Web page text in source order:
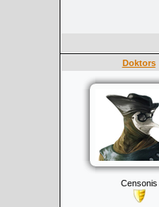
Doktors
Censonis